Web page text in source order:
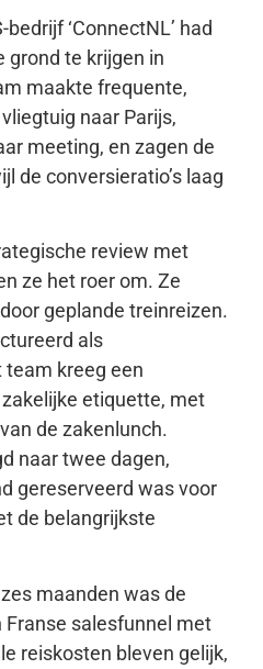
‘ConnectNL’ had
grond te krijgen in
maakte frequente,
naar Parijs,
meeting, en zagen de
de conversieratio’s laag
review met
ze het roer om. Ze
geplande treinreizen.
als
kreeg een
etiquette, met
de zakenlunch.
naar twee dagen,
gereserveerd was voor
de belangrijkste
maanden was de
salesfunnel met
reiskosten bleven gelijk,